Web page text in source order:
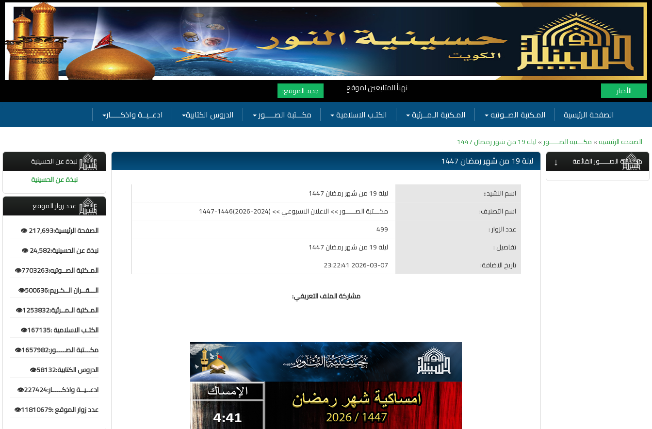
الأخبار نهنأ المتابعين لموفع النور بوصول المشاهدات الى الرقم القياسي 11 مليون مشاهدة خلال فترة قصيرة وهذا كله بجهودكم واهتمامكم بفعاليات الحسينية
جديد الموقع:
الصفحة الرئيسية المـكتبة الصــوتيه المـكتبة الـمــرئية الكتـب الاسلامية مكـــتبة الصـــــور الدروس الكتابية ادعــيــة واذكـــــار
الصفحة الرئيسية»مكـــتبة الصـــــور»ليلة 19 من شهر رمضان 1447
↓ مكـــتبة الصـــــور القائمة ليلة 19 من شهر رمضان 1447
اسم النشيد::
ليلة 19 من شهر رمضان 1447
اسم التصنيف:
مكـــتبة الصـــــور >> الاعلان الاسبوعي >> (2024-2026)1446-1447
عدد الزوار :
499
تفاصيل :
ليلة 19 من شهر رمضان 1447
تاريخ الاضافة:
2026-03-07 23:22:41
مشاركة الملف التعريفي:
نبذة عن الحسينية
نبذة عن الحسينية
عدد زوار الموقع
الصفحة الرئيسية:217,693 👁️
نبذة عن الحسينية:24,582 👁️
المـكتبة الصــوتيه:7703263👁️
الـــقــران الــكـريم:500636👁️
المـكتبة الـمــرئية:1253832👁️
الكتـب الاسلامية :167135👁️
مكـــتبة الصـــــور:1657982👁️
الدروس الكتابية:58132👁️
ادعــيــة واذكـــــار:227424👁️
عدد زوار الموقع :11810679👁️